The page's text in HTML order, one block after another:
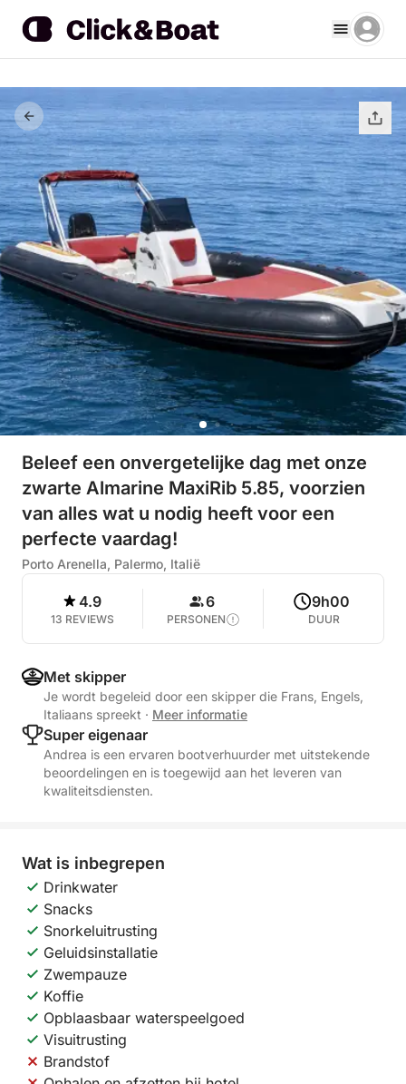
Beleef een onvergetelijke dag met onze
zwarte Almarine MaxiRib 5.85, voorzien
van alles wat u nodig heeft voor een
perfecte vaardag!
Porto Arenella, Palermo, Italië
4.9
13 REVIEWS
6
PERSONEN
9h00
DUUR
Met skipper
Je wordt begeleid door een skipper die Frans, Engels,
Italiaans spreekt · Meer informatie
Super eigenaar
Andrea is een ervaren bootverhuurder met uitstekende
beoordelingen en is toegewijd aan het leveren van
kwaliteitsdiensten.
Wat is inbegrepen
Drinkwater
Snacks
Snorkeluitrusting
Geluidsinstallatie
Zwempauze
Koffie
Opblaasbaar waterspeelgoed
Visuitrusting
Brandstof